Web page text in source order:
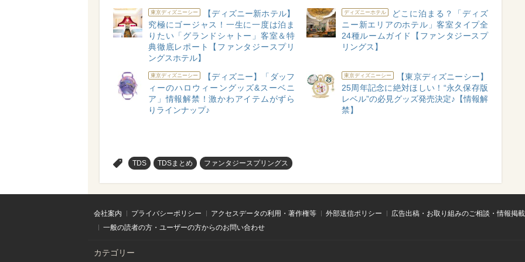
東京ディズニーシー
【ディズニー新ホテル】
究極にゴージャス！一生に一度は泊ま
りたい「グランドシャトー」客室＆特
典徹底レポート【ファンタジースプリ
ングスホテル】
ディズニーホテル
どこに泊まる？「ディズ
ニー新エリアのホテル」客室タイプ全
24種ルームガイド【ファンタジースプ
リングス】
東京ディズニーシー
【ディズニー】「ダッフ
ィーのハロウィーングッズ&スーベニ
ア」情報解禁！激かわアイテムがずら
りラインナップ♪
東京ディズニーシー
【東京ディズニーシー】
25周年記念に絶対ほしい！“永久保存版
レベル”の必見グッズ発売決定♪【情報解
禁】
TDS TDSまとめ ファンタジースプリングス
会社案内 プライバシーポリシー アクセスデータの利用・著作権等 外部送信ポリシー
広告出稿・お取り組みのご相談・情報掲
一般の読者の方・ユーザーの方からのお問い合わせ
カテゴリー